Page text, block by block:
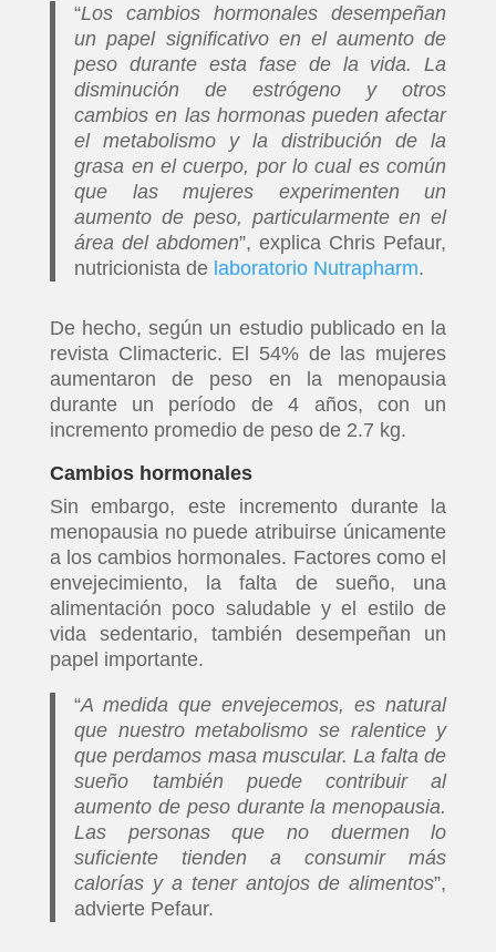
“Los cambios hormonales desempeñan
un papel significativo en el aumento de
peso durante esta fase de la vida. La
disminución de estrógeno y otros
cambios en las hormonas pueden afectar
el metabolismo y la distribución de la
grasa en el cuerpo, por lo cual es común
que las mujeres experimenten un
aumento de peso, particularmente en el
área del abdomen”, explica Chris Pefaur,
nutricionista de laboratorio Nutrapharm.
De hecho, según un estudio publicado en la
revista Climacteric. El 54% de las mujeres
aumentaron de peso en la menopausia
durante un período de 4 años, con un
incremento promedio de peso de 2.7 kg.
Cambios hormonales
Sin embargo, este incremento durante la
menopausia no puede atribuirse únicamente
a los cambios hormonales. Factores como el
envejecimiento, la falta de sueño, una
alimentación poco saludable y el estilo de
vida sedentario, también desempeñan un
papel importante.
“A medida que envejecemos, es natural
que nuestro metabolismo se ralentice y
que perdamos masa muscular. La falta de
sueño también puede contribuir al
aumento de peso durante la menopausia.
Las personas que no duermen lo
suficiente tienden a consumir más
calorías y a tener antojos de alimentos”,
advierte Pefaur.